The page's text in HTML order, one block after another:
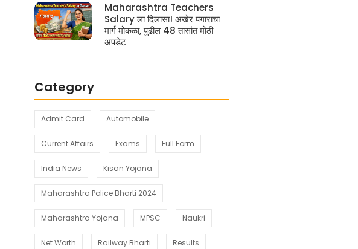
Maharashtra Teachers
Salary ला दिलासा! अखेर पगाराचा
मार्ग मोकळा, पुढील 48 तासांत मोठी
अपडेट
Category
Admit Card Automobile
Current Affairs Exams Full Form
India News Kisan Yojana
Maharashtra Police Bharti 2024
Maharashtra Yojana MPSC Naukri
Net Worth Railway Bharti Results